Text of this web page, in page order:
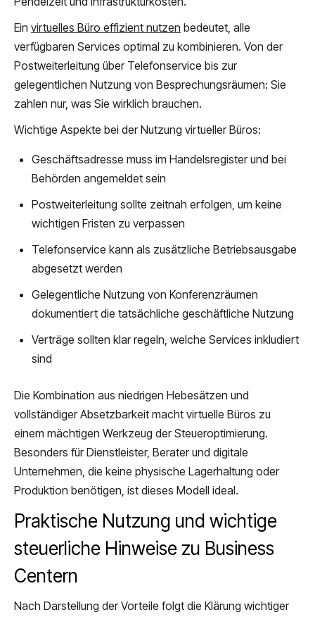
Ein virtuelles Büro effizient nutzen bedeutet, alle
verfügbaren Services optimal zu kombinieren. Von der
Postweiterleitung über Telefonservice bis zur
gelegentlichen Nutzung von Besprechungsräumen: Sie
zahlen nur, was Sie wirklich brauchen.
Wichtige Aspekte bei der Nutzung virtueller Büros:
Geschäftsadresse muss im Handelsregister und bei
Behörden angemeldet sein
Postweiterleitung sollte zeitnah erfolgen, um keine
wichtigen Fristen zu verpassen
Telefonservice kann als zusätzliche Betriebsausgabe
abgesetzt werden
Gelegentliche Nutzung von Konferenzräumen
dokumentiert die tatsächliche geschäftliche Nutzung
Verträge sollten klar regeln, welche Services inkludiert
sind
Die Kombination aus niedrigen Hebesätzen und
vollständiger Absetzbarkeit macht virtuelle Büros zu
einem mächtigen Werkzeug der Steueroptimierung.
Besonders für Dienstleister, Berater und digitale
Unternehmen, die keine physische Lagerhaltung oder
Produktion benötigen, ist dieses Modell ideal.
Praktische Nutzung und wichtige
steuerliche Hinweise zu Business
Centern
Nach Darstellung der Vorteile folgt die Klärung wichtiger